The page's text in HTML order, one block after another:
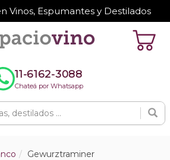
Vinos, Espumantes y Destilados
11-6162-3088
Chateá por Whatsapp
Gewurztraminer